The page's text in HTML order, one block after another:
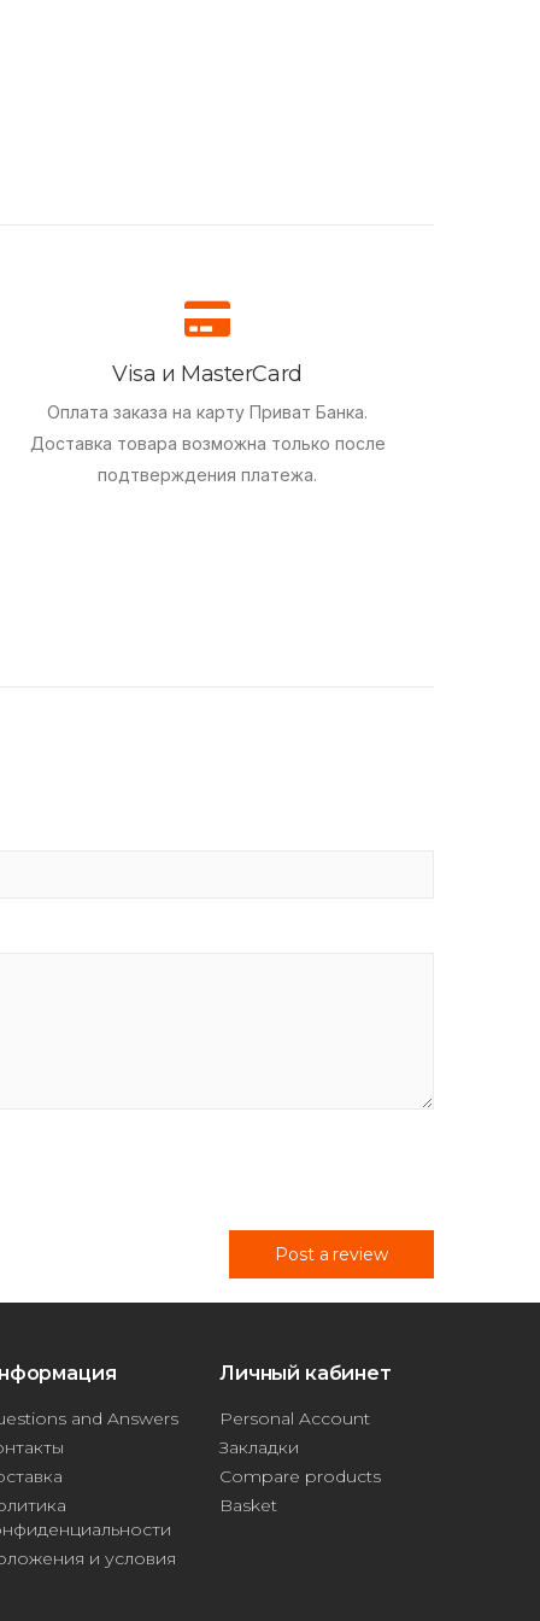
Visa и MasterCard
Оплата заказа на карту Приват Банка.
Доставка товара возможна только после
подтверждения платежа.
Post a review
and Answers
и условия
Личный кабинет
Personal Account
Закладки
Compare products
Basket